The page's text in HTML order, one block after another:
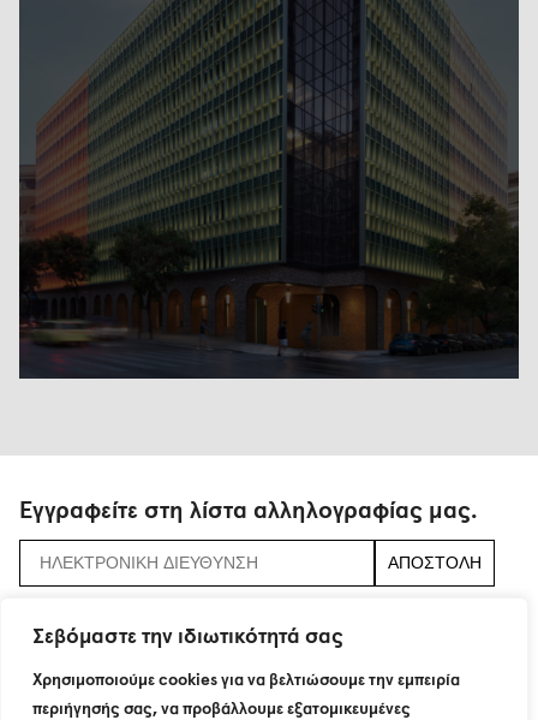
Σεβόμαστε την ιδιωτικότητά σας
Χρησιμοποιούμε cookies για να βελτιώσουμε την εμπειρία
περιήγησής σας, να προβάλλουμε εξατομικευμένες
Εγγραφείτε στη λίστα αλληλογραφίας μας.
115 Neratziotissis Str.